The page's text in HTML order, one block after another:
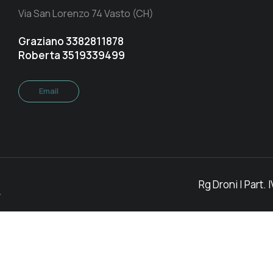
Via San Lorenzo 74 Vasto (CH)
Graziano 3382811878
Roberta 3519339499
Email
Rg Droni | Part.